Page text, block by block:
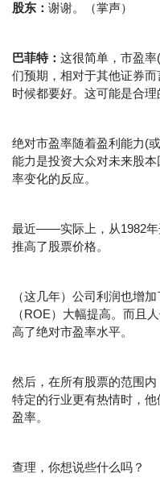
股东： 谢谢。（掌声）
巴菲特： 这很简单，市盈
们预期，相对于其他证券
时候都要好。这可能是合理
绝对市盈率随着盈利能力(
能力是投资大众对未来股
率变化的反应。
最近——实际上，从1982年
推高了股票价格。
（这几年）公司利润也增
（ROE）大幅提高。而且
高了绝对市盈率水平。
然后，在所有股票的范围
特定的行业更有热情时，
盈率。
查理，你想说些什么吗？